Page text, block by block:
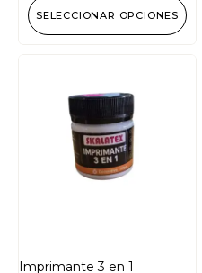
SELECCIONAR OPCIONES
Imprimante 3 en 1